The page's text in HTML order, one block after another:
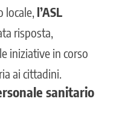
locale, l’ASL
risposta,
iniziative in corso
ai cittadini.
sanitario